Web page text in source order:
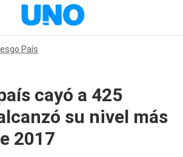
País
cayó a 425
su nivel más
2017